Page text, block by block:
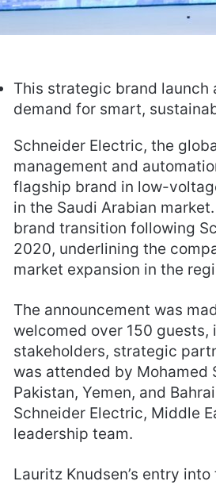
This strategic brand launch
demand for smart,
Schneider Electric, the
management and
flagship brand in low-
in the Saudi Arabian
brand transition following
2020, underlining the
market expansion in the
The announcement was
welcomed over 150
stakeholders, strategic
was attended by Mohamed
Pakistan, Yemen, and
Schneider Electric, Middle
leadership team.
Lauritz Knudsen’s entry